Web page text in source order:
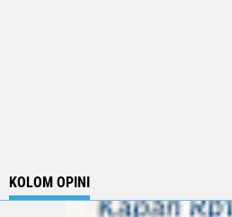
KOLOM OPINI